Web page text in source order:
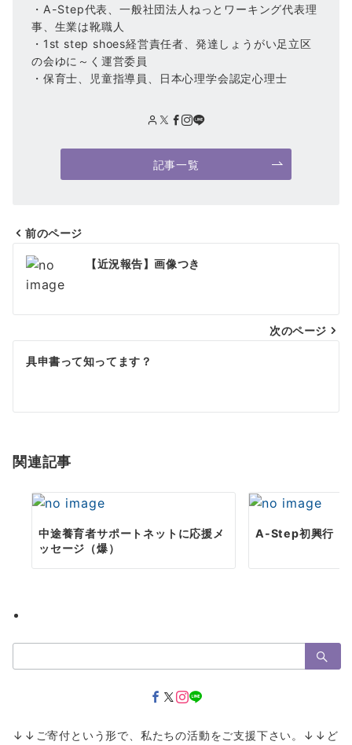
・A-Step代表、一般社団法人ねっとワーキング代表理
事、生業は靴職人
・1st step shoes経営責任者、発達しょうがい足立区
の会ゆに～く運営委員
・保育士、児童指導員、日本心理学会認定心理士
記事一覧
投
稿
ビ
ゲ
シ
ン
前のページ
【近況報告】画像つき
次のページ
具申書って知ってます？
関連記事
中途養育者サポートネットに応援メ
ッセージ（爆）
A-Step初興行（
索：
↓↓ご寄付という形で、私たちの活動をご支援下さい。↓↓ど